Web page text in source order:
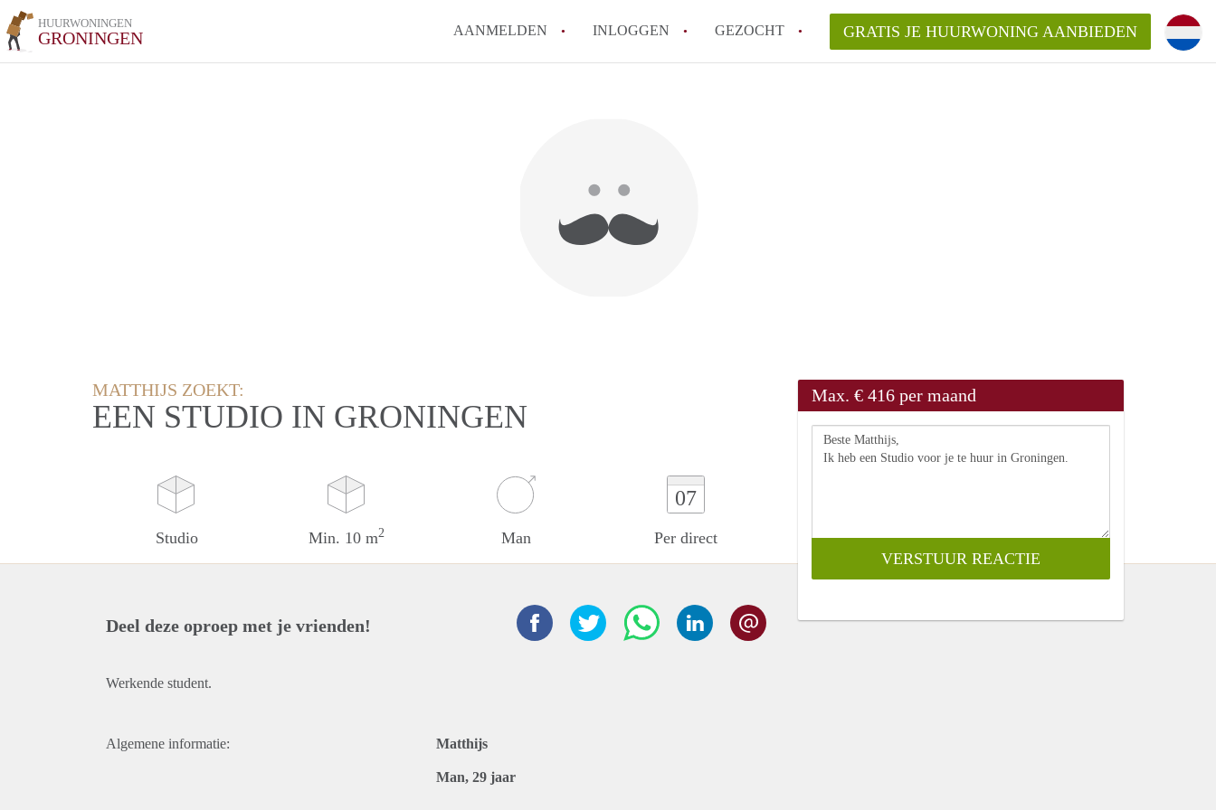
HUURWONINGEN
GRONINGEN AANMELDEN INLOGGEN GEZOCHT GRATIS JE HUURWONING AANBIEDEN
MATTHIJS ZOEKT:
EEN STUDIO IN GRONINGEN
Studio Min. 10 m2 Man
07
Per direct
Max. € 416 per maand
Deel deze oproep met je vrienden!
Werkende student.
Algemene informatie: Matthijs
Man, 29 jaar